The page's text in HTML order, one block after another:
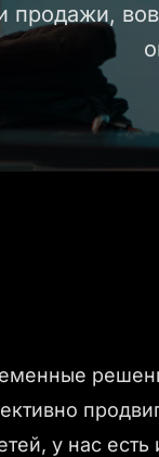
продажи,
у нас